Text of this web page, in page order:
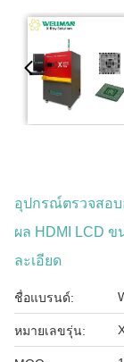
อุปกรณ์ตรวจสอบ
ผล HDMI LCD
ละเอียด
ชื่อแบรนด์:
หมายเลขรุ่น: